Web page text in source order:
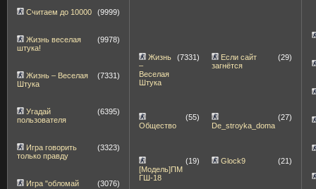
Считаем до 10000 (9999)
Жизнь веселая
штука!
(9978)
Жизнь – Веселая
Штука
(7331)
Угадай
пользователя
(6395)
Игра говорить
только правду
(3323)
Игра "обломай
(3076)
Жизнь
–
Веселая
Штука
(7331)
Если сайт
загнётся
(29)
Общество
(55)
De_stroyka_doma
(27)
[Модель]ПМ
ГШ-18
(19) Glock9 (21)